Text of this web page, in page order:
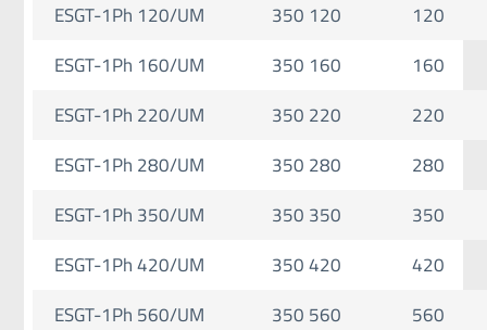
ESGT-1Ph 120/UM
350 120
120
ESGT-1Ph 160/UM
350 160
160
ESGT-1Ph 220/UM
350 220
220
ESGT-1Ph 280/UM
350 280
280
ESGT-1Ph 350/UM
350 350
350
ESGT-1Ph 420/UM
350 420
420
ESGT-1Ph 560/UM
350 560
560